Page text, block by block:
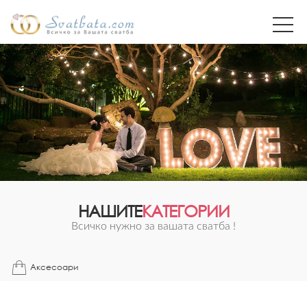
НАШИТЕКАТЕГОРИИ
Всичко нужно за вашата сватба !
Аксесоари